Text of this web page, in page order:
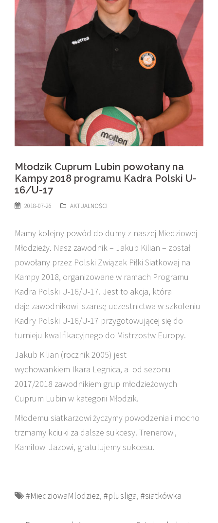
Młodzik Cuprum Lubin powołany na
Kampy 2018 programu Kadra Polski U-
16/U-17
2018-07-26 AKTUALNOŚCI
Mamy kolejny powód do dumy z naszej Miedziowej
Młodzieży. Nasz zawodnik – Jakub Kilian – został
powołany przez Polski Związek Piłki Siatkowej na
Kampy 2018, organizowane w ramach Programu
Kadra Polski U-16/U-17. Jest to akcja, która
daje zawodnikowi szansę uczestnictwa w szkoleniu
Kadry Polski U-16/U-17 przygotowującej się do
turnieju kwalifikacyjnego do Mistrzostw Europy.
Jakub Kilian (rocznik 2005) jest
wychowankiem Ikara Legnica, a od sezonu
2017/2018 zawodnikiem grup młodzieżowych
Cuprum Lubin w kategorii Młodzik.
Młodemu siatkarzowi życzymy powodzenia i mocno
trzmamy kciuki za dalsze sukcesy. Trenerowi,
Kamilowi Jazowi, gratulujemy sukcesu.
#MiedziowaMlodziez, #plusliga, #siatkówka